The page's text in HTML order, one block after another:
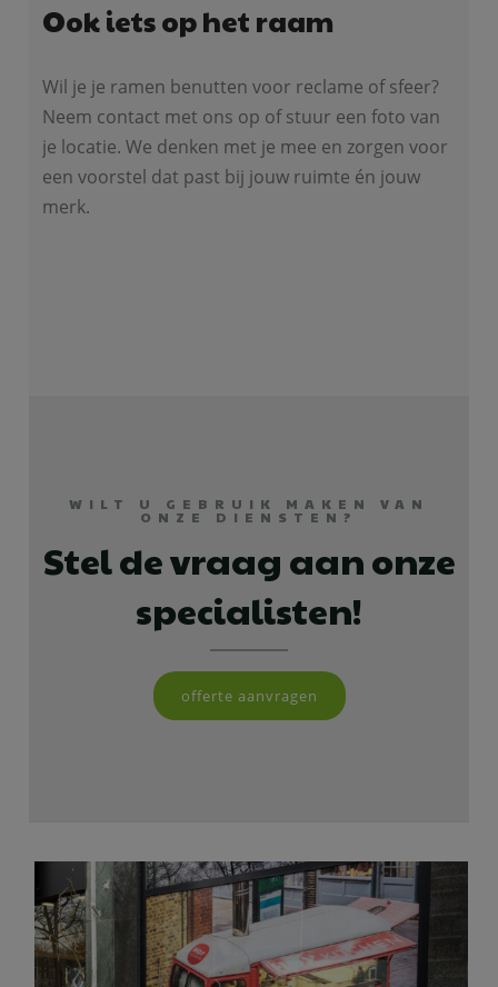
Ook iets op het raam
Wil je je ramen benutten voor reclame of sfeer?
Neem contact met ons op of stuur een foto van
je locatie. We denken met je mee en zorgen voor
een voorstel dat past bij jouw ruimte én jouw
merk.
WILT U GEBRUIK MAKEN VAN
ONZE DIENSTEN?
Stel de vraag aan onze
specialisten!
offerte aanvragen